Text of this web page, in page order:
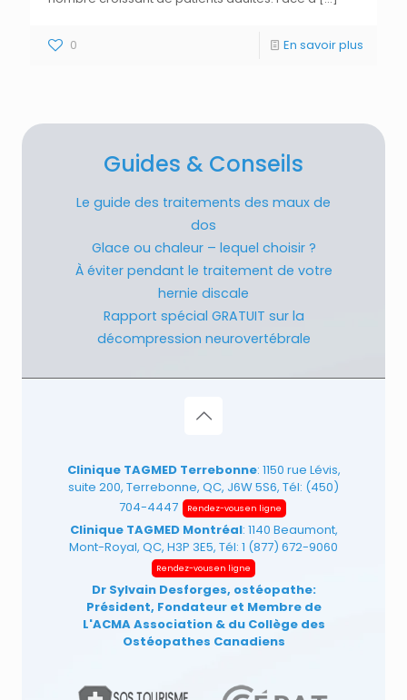
0 En savoir plus
Guides & Conseils
Le guide des traitements des maux de
dos
Glace ou chaleur – lequel choisir ?
À éviter pendant le traitement de votre
hernie discale
Rapport spécial GRATUIT sur la
décompression neurovertébrale
Clinique TAGMED Terrebonne: 1150 rue Lévis,
suite 200, Terrebonne, QC, J6W 5S6, Tél: (450)
704-4447
Rendez-vous en ligne
Clinique TAGMED Montréal: 1140 Beaumont,
Mont-Royal, QC, H3P 3E5, Tél: 1 (877) 672-9060
Rendez-vous en ligne
Dr Sylvain Desforges, ostéopathe:
Président, Fondateur et Membre de
L'ACMA Association & du Collège des
Ostéopathes Canadiens